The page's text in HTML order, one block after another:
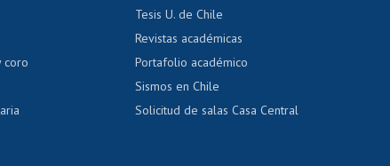
y violencia
coro
Tesis U. de Chile
Revistas académicas
Portafolio académico
Sismos en Chile
Solicitud de salas Casa Central